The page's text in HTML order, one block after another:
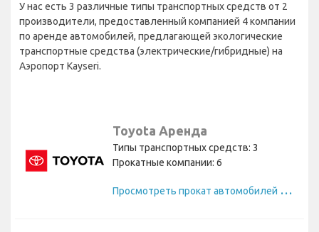
У нас есть 3 различные типы транспортных средств от 2
производители, предоставленный компанией 4 компании
по аренде автомобилей, предлагающей экологические
транспортные средства (электрические/гибридные) на
Аэропорт Kayseri.
Toyota Аренда
Типы транспортных средств: 3
Прокатные компании: 6
П
росмотреть прокат автомобилей Toyota